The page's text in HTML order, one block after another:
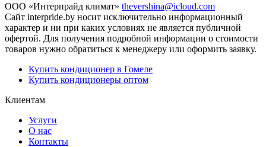
ООО «Интерпрайд климат» thevershina@icloud.com
Сайт interpride.by носит исключительно информационный
характер и ни при каких условиях не является публичной
офертой. Для получения подробной информации о стоимости
товаров нужно обратиться к менеджеру или оформить заявку.
Купить кондиционер в Гомеле
Купить кондиционеры оптом
Клиентам
Услуги
О нас
Контакты